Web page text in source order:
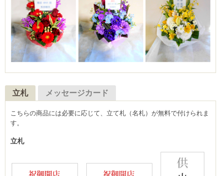
立札 メッセージカード
こちらの商品には必要に応じて、立て札（名札）が無料で付けられま
す。
立札